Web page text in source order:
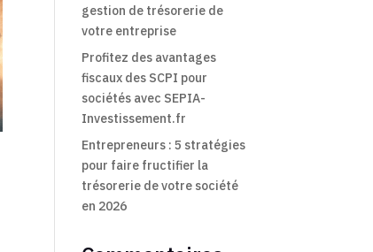
gestion de trésorerie de
votre entreprise
Profitez des avantages
fiscaux des SCPI pour
sociétés avec SEPIA-
Investissement.fr
Entrepreneurs : 5 stratégies
pour faire fructifier la
trésorerie de votre société
en 2026